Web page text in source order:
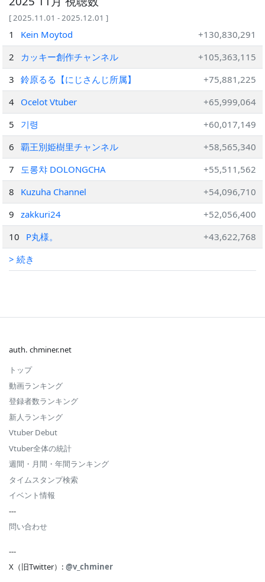
[ 2025.11.01 - 2025.12.01 ]
1 Kein Moytod
+130,830,291
2
カッキー創作チャンネル
+105,363,115
3
鈴原るる【にじさんじ所属】
+75,881,225
4 Ocelot Vtuber
+65,999,064
5
기령
+60,017,149
6
覇王別姫樹里チャンネル
+58,565,340
7
도롱챠 DOLONGCHA
+55,511,562
8
Kuzuha Channel
+54,096,710
9
zakkuri24
+52,056,400
10
P丸様。
+43,622,768
> 続き
auth. chminer.net
トップ
動画ランキング
登録者数ランキング
新人ランキング
Vtuber Debut
Vtuber全体の統計
週間・月間・年間ランキング
タイムスタンプ検索
イベント情報
---
問い合わせ
---
X（旧Twitter）: @v_chminer